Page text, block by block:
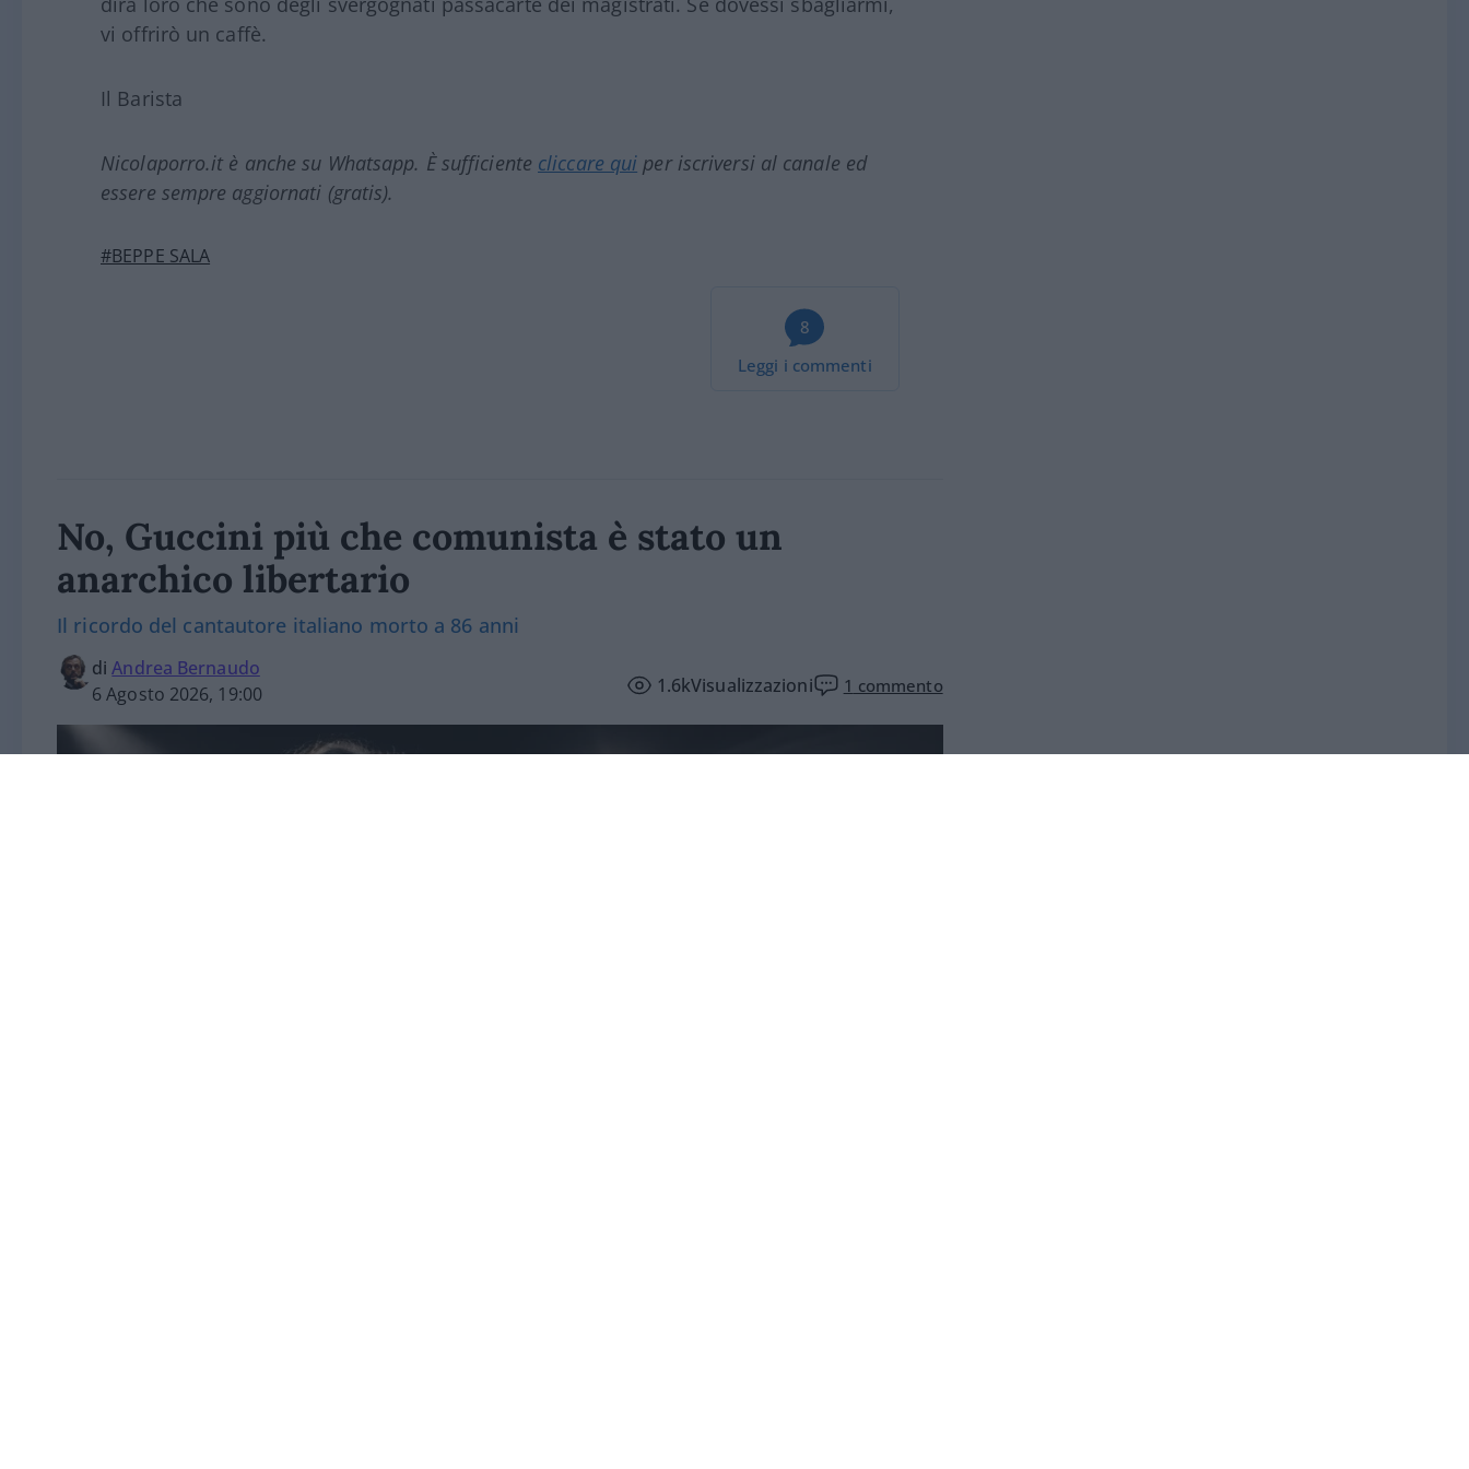
vi offrirò un caffè.
Il Barista
Nicolaporro.it è anche su Whatsapp. È sufficiente cliccare qui per iscriversi al canale ed
essere sempre aggiornati (gratis).
#BEPPE SALA
8
Leggi i commenti
No, Guccini più che comunista è stato un
anarchico libertario
Il ricordo del cantautore italiano morto a 86 anni
diAndrea Bernaudo
6 Agosto 2026, 19:00
1.6kVisualizzazioni 1 commento